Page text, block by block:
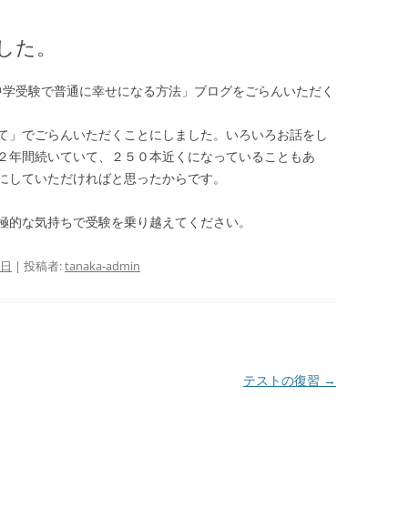
。
受験で普通に幸せになる方法」ブログをごらんいただく
でごらんいただくことにしました。いろいろお話をし
年間続いていて、２５０本近くになっていることもあ
ていただければと思ったからです。
な気持ちで受験を乗り越えてください。
| 投稿者:tanaka-admin
テストの復習 →